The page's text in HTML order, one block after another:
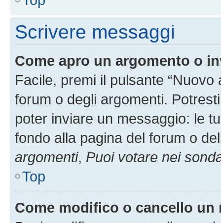
Scrivere messaggi
Come apro un argomento o
Facile, premi il pulsante
forum o degli argomenti.
poter inviare un messaggio: le
fondo alla pagina del forum o
argomenti, Puoi votare nei
Top
Come modifico o cancello un